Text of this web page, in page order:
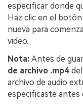
especificar donde
Haz clic en el botón
nueva para
video.
Nota: Antes de
de archivo .mp4
archivo de audio
especificaste antes